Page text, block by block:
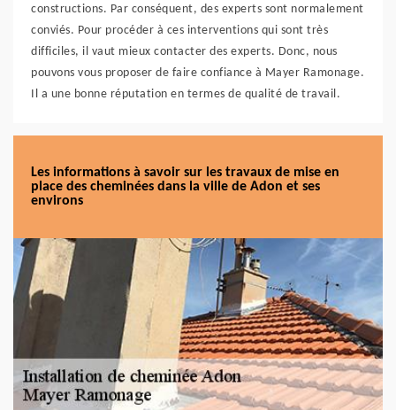
constructions. Par conséquent, des experts sont normalement
conviés. Pour procéder à ces interventions qui sont très
difficiles, il vaut mieux contacter des experts. Donc, nous
pouvons vous proposer de faire confiance à Mayer Ramonage.
Il a une bonne réputation en termes de qualité de travail.
Les informations à savoir sur les travaux de mise en
place des cheminées dans la ville de Adon et ses
environs